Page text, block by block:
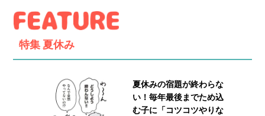
特集 夏休み
夏休みの宿題が終わらな
い！毎年最後までため込
む子に「コツコツやりな